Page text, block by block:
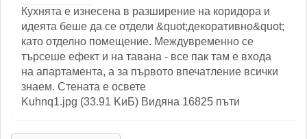
Кухнята е изнесена в разширение на коридора и
идеята беше да се отдели &quot;декоративно&quot;
като отделно помещение. Междувременно се
търсеше ефект и на тавана - все пак там е входа
на апартамента, а за първото впечатление всички
знаем. Стената е освете
Kuhnq1.jpg (33.91 KиБ) Видяна 16825 пъти